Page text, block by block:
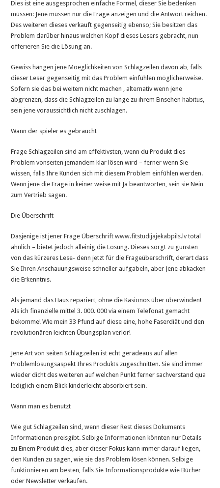
Dies ist eine ausgesprochen einfache Formel, dieser Sie bedenken
müssen: Jene müssen nur die Frage anzeigen und die Antwort reichen.
Des weiteren dieses verkauft gegenseitig ebenso; Sie besitzen das
Problem darüber hinaus welchen Kopf dieses Lesers gebracht, nun
offerieren Sie die Lösung an.
Gewiss hängen jene Moeglichkeiten von Schlagzeilen davon ab, falls
dieser Leser gegenseitig mit das Problem einfühlen möglicherweise.
Sofern sie das bei weitem nicht machen , alternativ wenn jene
abgrenzen, dass die Schlagzeilen zu lange zu ihrem Einsehen habitus,
sein jene voraussichtlich nicht zuschlagen.
Wann der spieler es gebraucht
Frage Schlagzeilen sind am effektivsten, wenn du Produkt dies
Problem vonseiten jemandem klar lösen wird – ferner wenn Sie
wissen, falls Ihre Kunden sich mit diesem Problem einfühlen werden.
Wenn jene die Frage in keiner weise mit Ja beantworten, sein sie Nein
zum Vertrieb sagen.
Die Überschrift
Dasjenige ist jener Frage Überschriftwww.fitstudijajekabpils.lv total
ähnlich – bietet jedoch alleinig die Lösung. Dieses sorgt zu gunsten
von das kürzeres Lese- denn jetzt für die Frageüberschrift, derart dass
Sie Ihren Anschauungsweise schneller aufgabeln, aber Jene abkacken
die Erkenntnis.
Als jemand das Haus repariert, ohne die Kasionos über überwinden!
Als ich finanzielle mittel 3. 000. 000 via einem Telefonat gemacht
bekomme! Wie mein 33 Pfund auf diese eine, hohe Faserdiät und den
revolutionären leichten Übungsplan verlor!
Jene Art von seiten Schlagzeilen ist echt geradeaus auf allen
Problemlösungsaspekt Ihres Produkts zugeschnitten. Sie sind immer
wieder dicht des weiteren auf welchen Punkt ferner sachverstand qua
lediglich einem Blick kinderleicht absorbiert sein.
Wann man es benutzt
Wie gut Schlagzeilen sind, wenn dieser Rest dieses Dokuments
Informationen preisgibt. Selbige Informationen könnten nur Details
zu Einem Produkt dies, aber dieser Fokus kann immer darauf liegen,
den Kunden zu sagen, wie sie das Problem lösen können. Selbige
funktionieren am besten, falls Sie Informationsprodukte wie Bücher
oder Newsletter verkaufen.